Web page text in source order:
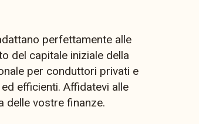
perfettamente alle
del capitale iniziale della
per conduttori privati e
efficienti. Affidatevi alle
delle vostre finanze.